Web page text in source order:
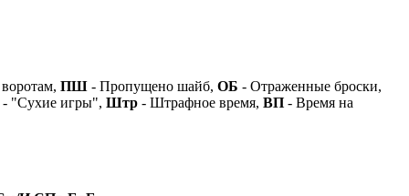
ПШ - Пропущено шайб, ОБ - Отраженные броски,
- "Сухие игры", Штр - Штрафное время, ВП - Время на